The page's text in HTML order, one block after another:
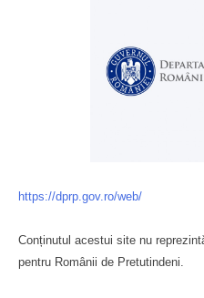
https://dprp.gov.ro/web/
Conținutul acestui site nu
pentru Românii de Pretutindeni.